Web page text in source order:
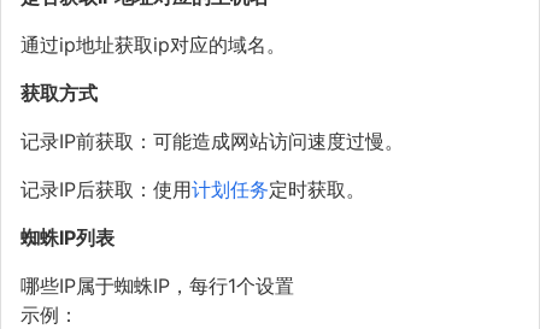
通过ip地址获取ip对应的域名。
获取方式
记录IP前获取：可能造成网站访问速度过慢。
记录IP后获取：使用计划任务定时获取。
蜘蛛IP列表
哪些IP属于蜘蛛IP，每行1个设置
示例：